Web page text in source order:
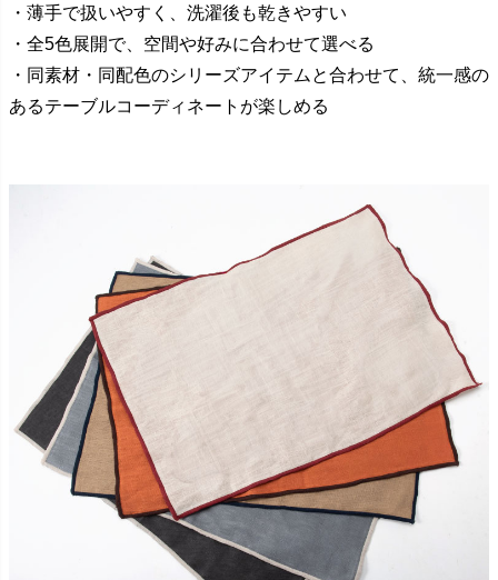
・薄手で扱いやすく、洗濯後も乾きやすい
・全5色展開で、空間や好みに合わせて選べる
・同素材・同配色のシリーズアイテムと合わせて、統一感の
あるテーブルコーディネートが楽しめる